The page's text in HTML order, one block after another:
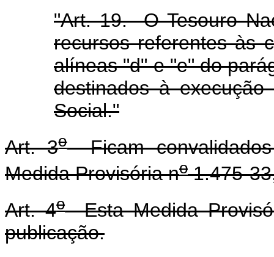
"Art. 19. O Tesouro
recursos referentes às
alíneas "d" e "e" do
destinados à
Social."
Art. 3oFicam
Medida Provisória no1.475-
Art. 4oEsta Medida
publicação.